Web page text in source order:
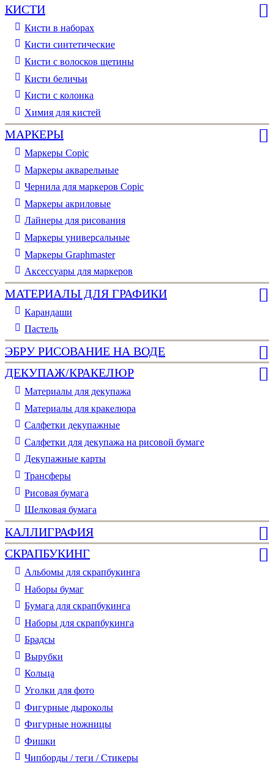
КИСТИ
Кисти в наборах
Кисти синтетические
Кисти с волосков щетины
Кисти беличьи
Кисти с колонка
Химия для кистей
МАРКЕРЫ
Маркеры Copic
Маркеры акварельные
Чернила для маркеров Copic
Маркеры акриловые
Лайнеры для рисования
Маркеры универсальные
Маркеры Graphmaster
Аксессуары для маркеров
МАТЕРИАЛЫ ДЛЯ ГРАФИКИ
Карандаши
Пастель
ЭБРУ РИСОВАНИЕ НА ВОДЕ
ДЕКУПАЖ/КРАКЕЛЮР
Материалы для декупажа
Материалы для кракелюра
Cалфетки декупажные
Салфетки для декупажа на рисовой бумаге
Декупажные карты
Трансферы
Рисовая бумага
Шелковая бумага
КАЛЛИГРАФИЯ
СКРАПБУКИНГ
Альбомы для скрапбукинга
Наборы бумаг
Бумага для скрапбукинга
Наборы для скрапбукинга
Брадсы
Вырубки
Кольца
Уголки для фото
Фигурные дыроколы
Фигурные ножницы
Фишки
Чипборды / теги / Стикеры